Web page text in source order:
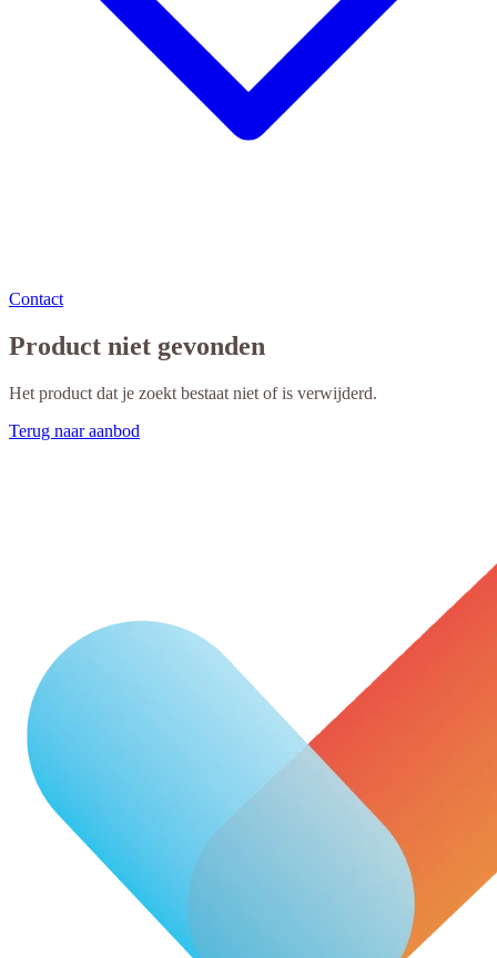
Contact
Product niet gevonden
Het product dat je zoekt bestaat niet of is verwijderd.
Terug naar aanbod